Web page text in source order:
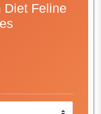
Diet Feline